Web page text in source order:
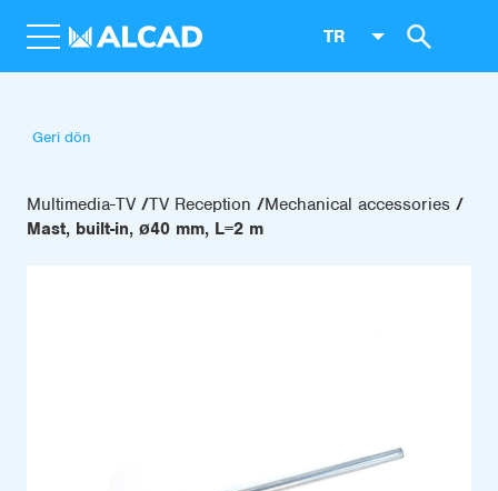
TR
Geri dön
Multimedia-TV TV Reception
Mechanical accessories
Mast, built-in, ø40 mm, L=2 m